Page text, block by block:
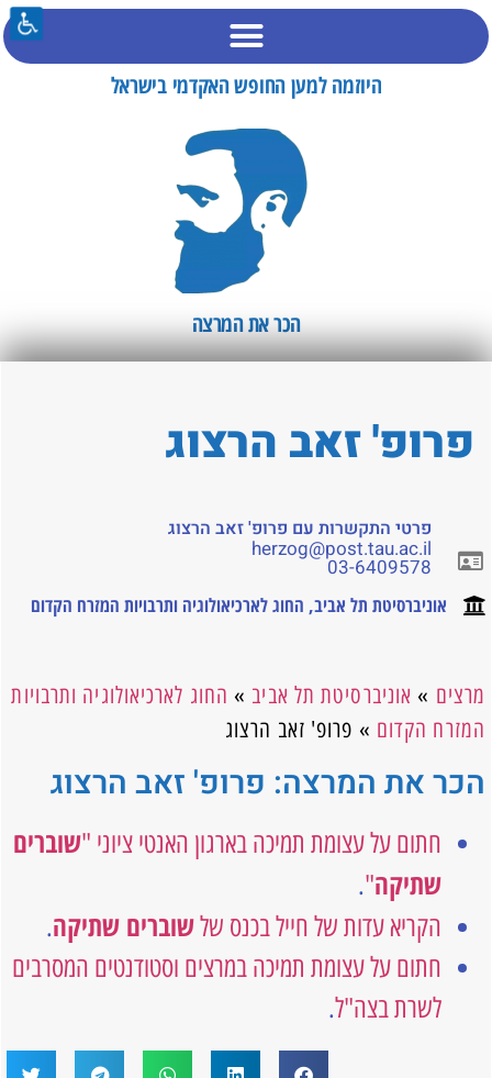
היוזמה למען החופש האקדמי בישראל
הכר את המרצה​
פרופ' זאב הרצוג
פרטי התקשרות עם פרופ' זאב הרצוג
herzog@post.tau.ac.il
03-6409578
אוניברסיטת תל אביב, החוג לארכיאולוגיה ותרבויות המזרח הקדום
מרצים » אוניברסיטת תל אביב » החוג לארכיאולוגיה ותרבויות
המזרח הקדום » פרופ' זאב הרצוג
הכר את המרצה: פרופ' זאב הרצוג
חתום על עצומת תמיכה בארגון האנטי ציוני "שוברים
שתיקה"
.
הקריא עדות של חייל בכנס שלשוברים שתיקה.
חתום על עצומת תמיכה במרצים וסטודנטים המסרבים
לשרת בצה"ל.